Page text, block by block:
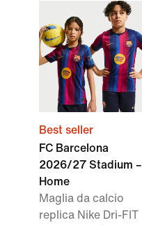
Best seller
FC Barcelona
2026/27 Stadium –
Home
Maglia da calcio
replica Nike Dri-FIT